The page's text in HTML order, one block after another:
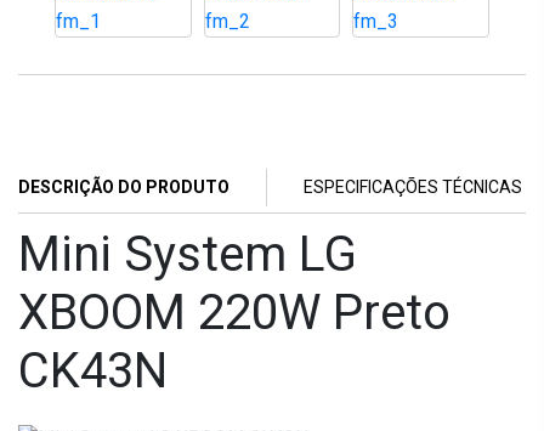
DESCRIÇÃO DO PRODUTO ESPECIFICAÇÕES TÉCNICAS
Mini System LG
XBOOM 220W Preto
CK43N